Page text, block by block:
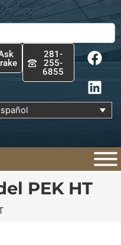
281-
255-
6855
F
a
c
e
b
o
k
L
i
n
k
e
d
n
PEK HT